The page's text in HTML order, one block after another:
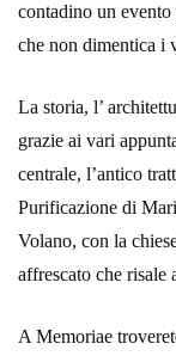
contadino un evento
che non dimentica i
La ‪storia‬, l’
grazie ai vari
centrale, l’antico
Purificazione di
Volano, con la
affrescato che risale
A Memoriae